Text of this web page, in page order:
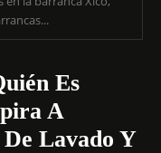
Es
A
Lavado Y